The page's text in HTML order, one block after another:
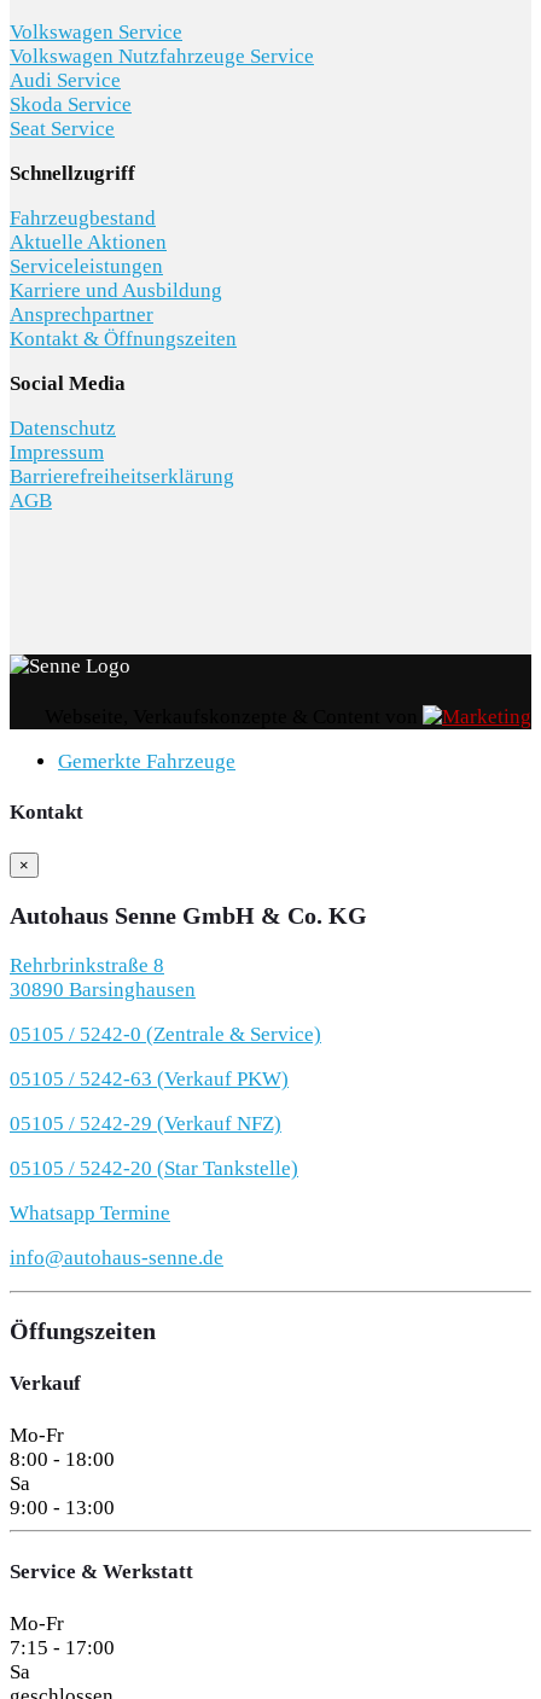
Volkswagen Service
Volkswagen Nutzfahrzeuge Service
Audi Service
Skoda Service
Seat Service
Schnellzugriff
Fahrzeugbestand
Aktuelle Aktionen
Serviceleistungen
Karriere und Ausbildung
Ansprechpartner
Kontakt & Öffnungszeiten
Social Media
Datenschutz
Impressum
Barrierefreiheitserklärung
AGB
Gemerkte Fahrzeuge
Kontakt
×
Autohaus Senne GmbH & Co. KG
Rehrbrinkstraße 8
30890 Barsinghausen
05105 / 5242-0 (Zentrale & Service)
05105 / 5242-63 (Verkauf PKW)
05105 / 5242-29 (Verkauf NFZ)
05105 / 5242-20 (Star Tankstelle)
Whatsapp Termine
info@autohaus-senne.de
Öffungszeiten
Verkauf
Mo-Fr
8:00 - 18:00
Sa
9:00 - 13:00
Service & Werkstatt
Mo-Fr
7:15 - 17:00
Sa